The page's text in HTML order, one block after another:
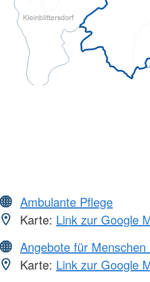
Ambulante Pflege
Karte: Link zur Google
Angebote für
Karte: Link zur Google